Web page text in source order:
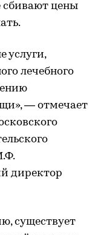
сбивают цены
услуги,
лечебного
— отмечает
директор
существует